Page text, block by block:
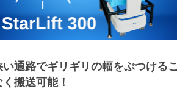
い通路でギリギリの幅をぶつけるこ
く搬送可能！